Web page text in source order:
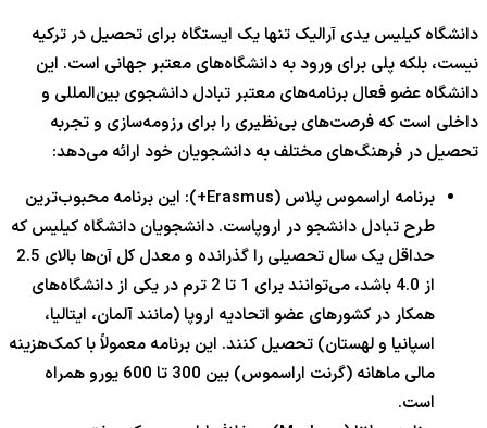
دانشگاه کیلیس یدی آرالیک تنها یک ایستگاه برای تحصیل در ترکیه
نیست، بلکه پلی برای ورود به دانشگاه‌های معتبر جهانی است. این
دانشگاه عضو فعال برنامه‌های معتبر تبادل دانشجوی بین‌المللی و
داخلی است که فرصت‌های بی‌نظیری را برای رزومه‌سازی و تجربه
تحصیل در فرهنگ‌های مختلف به دانشجویان خود ارائه می‌دهد:
برنامه اراسموس پلاس (Erasmus+): این برنامه محبوب‌ترین
طرح تبادل دانشجو در اروپاست. دانشجویان دانشگاه کیلیس که
حداقل یک سال تحصیلی را گذرانده و معدل کل آن‌ها بالای 2.5
از 4.0 باشد، می‌توانند برای 1 تا 2 ترم در یکی از دانشگاه‌های
همکار در کشورهای عضو اتحادیه اروپا (مانند آلمان، ایتالیا،
اسپانیا و لهستان) تحصیل کنند. این برنامه معمولاً با کمک‌هزینه
مالی ماهانه (گرنت اراسموس) بین 300 تا 600 یورو همراه
است.